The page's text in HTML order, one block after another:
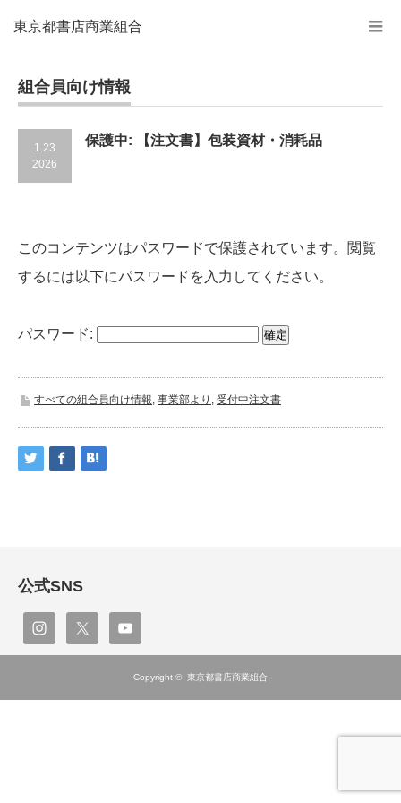
東京都書店商業組合
組合員向け情報
1.23
2026
保護中: 【注文書】包装資材・消耗品
このコンテンツはパスワードで保護されています。閲覧
するには以下にパスワードを入力してください。
パスワード:
すべての組合員向け情報, 事業部より , 受付中注文書
公式SNS
Copyright © 東京都書店商業組合